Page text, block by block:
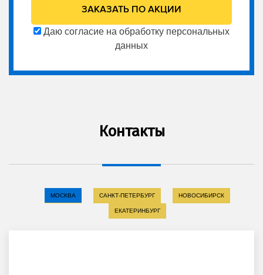
Даю согласие на обработку персональных
данных
Контакты
МОСКВА САНКТ-ПЕТЕРБУРГ НОВОСИБИРСК
ЕКАТЕРИНБУРГ